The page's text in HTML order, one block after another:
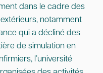
dans le cadre des
notamment
qui a décliné des
de simulation en
l’université